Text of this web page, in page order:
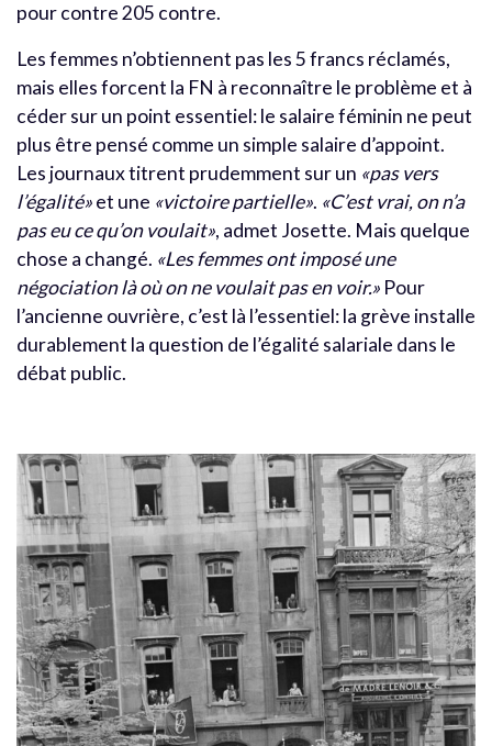
pour contre 205 contre.
Les femmes n’obtiennent pas les 5 francs réclamés,
mais elles forcent la FN à reconnaître le problème et à
céder sur un point essentiel: le salaire féminin ne peut
plus être pensé comme un simple salaire d’appoint.
Les journaux titrent prudemment sur un «pas vers
l’égalité»et une «victoire partielle». «C’est vrai, on n’a
pas eu ce qu’on voulait», admet Josette. Mais quelque
chose a changé. «Les femmes ont imposé une
négociation là où on ne voulait pas en voir.» Pour
l’ancienne ouvrière, c’est là l’essentiel: la grève installe
durablement la question de l’égalité salariale dans le
débat public.